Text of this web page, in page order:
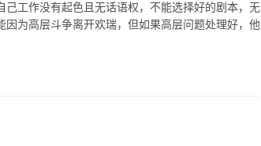
工作没有起色且无话语权，不能选择好的剧本，无
为高层斗争离开欢瑞，但如果高层问题处理好，他